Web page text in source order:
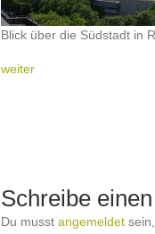
Blick über die Südstadt in
weiter
Schreibe
Du musst angemeldet